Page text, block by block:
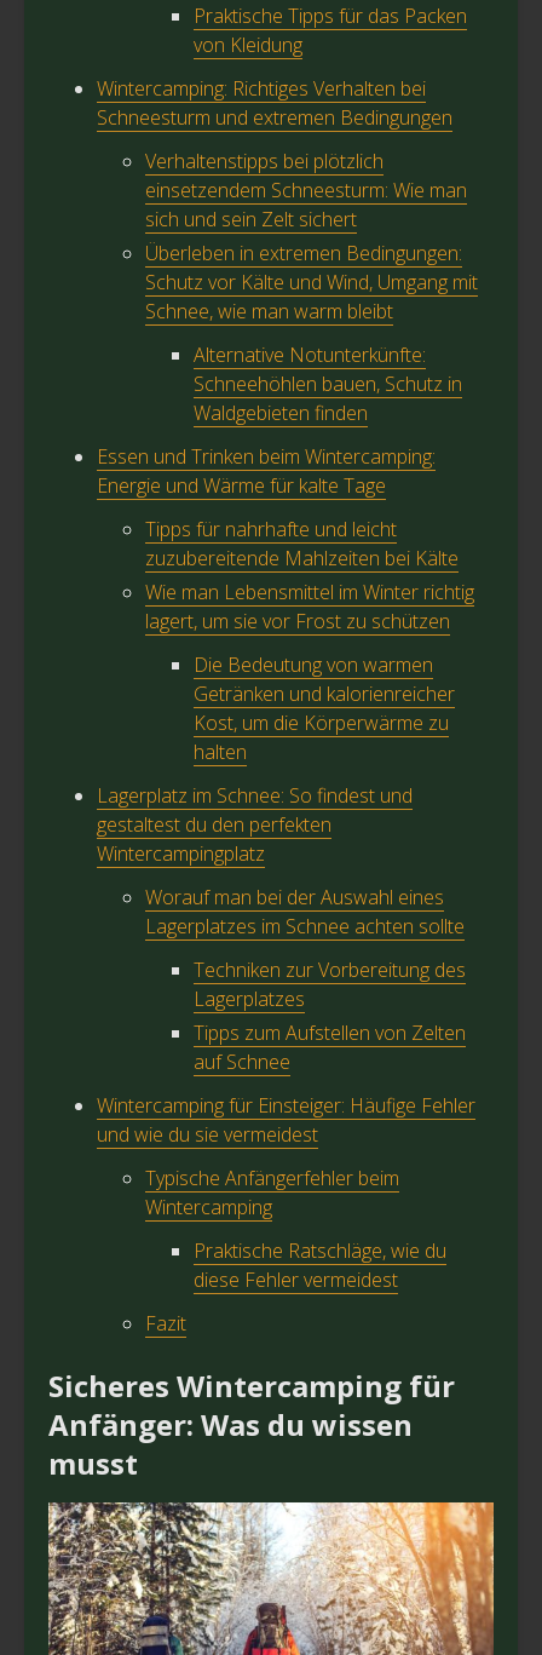
Praktische Tipps für das Packen
von Kleidung
Wintercamping: Richtiges Verhalten bei
Schneesturm und extremen Bedingungen
Verhaltenstipps bei plötzlich
einsetzendem Schneesturm: Wie man
sich und sein Zelt sichert
Überleben in extremen Bedingungen:
Schutz vor Kälte und Wind, Umgang mit
Schnee, wie man warm bleibt
Alternative Notunterkünfte:
Schneehöhlen bauen, Schutz in
Waldgebieten finden
Essen und Trinken beim Wintercamping:
Energie und Wärme für kalte Tage
Tipps für nahrhafte und leicht
zuzubereitende Mahlzeiten bei Kälte
Wie man Lebensmittel im Winter richtig
lagert, um sie vor Frost zu schützen
Die Bedeutung von warmen
Getränken und kalorienreicher
Kost, um die Körperwärme zu
halten
Lagerplatz im Schnee: So findest und
gestaltest du den perfekten
Wintercampingplatz
Worauf man bei der Auswahl eines
Lagerplatzes im Schnee achten sollte
Techniken zur Vorbereitung des
Lagerplatzes
Tipps zum Aufstellen von Zelten
auf Schnee
Wintercamping für Einsteiger: Häufige Fehler
und wie du sie vermeidest
Typische Anfängerfehler beim
Wintercamping
Praktische Ratschläge, wie du
diese Fehler vermeidest
Fazit
Sicheres Wintercamping für
Anfänger: Was du wissen
musst